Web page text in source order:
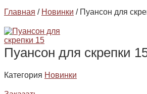
Главная / Новинки / Пуансон для
Пуансон для скрепки
Категория Новинки